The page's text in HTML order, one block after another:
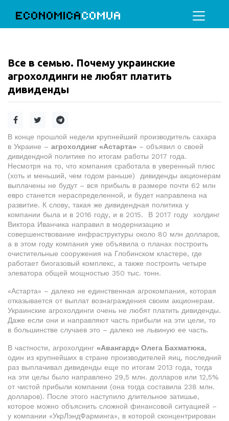
ECONOMICACOMUA
Все в семью. Почему украинские
агрохолдинги не любят платить
дивиденды
В конце прошлой недели крупнейший производитель сахара
в Украине – агрохолдинг «Астарта» – объявил о своей
дивидендной политике по итогам работы 2017 года.
Несмотря на то, что компания сработала в уверенный плюс
(хоть и меньший, чем годом раньше) дивиденды акционерам
выплачены не будут – вся прибыль в размере почти 62 млн
евро станется нераспределенной, и будет направлена на
развитие. К слову, такая же дивидендная политика у
компании была и в 2016 году, и в 2015. В 2017 году холдинг
Виктора Иванчика направил в модернизацию и
совершенствование инфраструктуры около 80 млн долларов,
а в этом году компания уже объявила о планах построить
очистительные сооружения на Глобинском кластере, где
работает биогазовый комплекс, а также построить четыре
элеватора общей мощностью 350 тыс. тонн.
«Астарта» – далеко не единственная агрокомпания, которая
отказывается от выплат вознаграждения своим акционерам.
Украинские агрохолдинги очень не любят платить дивиденды.
Даже если они и направляют часть прибыли на эти цели, то
в большинстве случаев это – далеко не львиную ее часть.
В частности, агрохолдинг «Авангард» Олега Бахматюка,
один из крупнейших в стране производителей яиц, последний
раз выплачивал дивиденды еще по итогам 2013 года, тогда
на эти целы было направлено 29,5 млн. долларов или 12,5%
от чистой прибыли компании (она тогда составила 238 млн.
долларов). После этого наступило длительное затишье,
которое можно объяснить сложной финансовой ситуацией –
у компании «УкрЛэндФарминга», в которой сконцентрирован